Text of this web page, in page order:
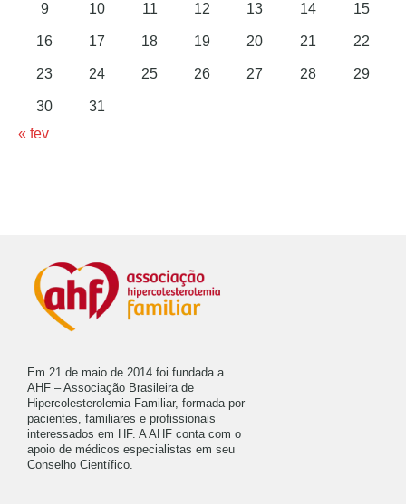
9 10 11 12 13 14 15
16 17 18 19 20 21 22
23 24 25 26 27 28 29
30
31
« fev
Em 21 de maio de 2014 foi fundada a
AHF – Associação Brasileira de
Hipercolesterolemia Familiar, formada por
pacientes, familiares e profissionais
interessados em HF. A AHF conta com o
apoio de médicos especialistas em seu
Conselho Científico.